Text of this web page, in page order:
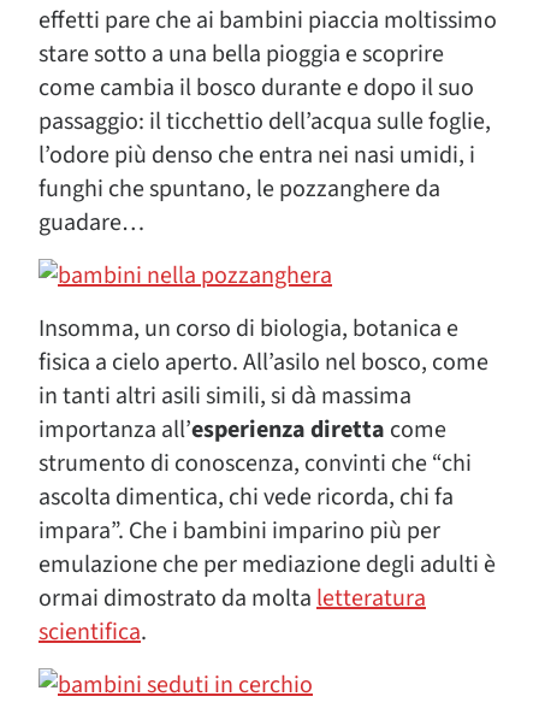
effetti pare che ai bambini piaccia moltissimo
stare sotto a una bella pioggia e scoprire
come cambia il bosco durante e dopo il suo
passaggio: il ticchettio dell’acqua sulle foglie,
l’odore più denso che entra nei nasi umidi, i
funghi che spuntano, le pozzanghere da
guadare…
Insomma, un corso di biologia, botanica e
fisica a cielo aperto. All’asilo nel bosco, come
in tanti altri asili simili, si dà massima
importanza all’esperienza diretta come
strumento di conoscenza, convinti che “chi
ascolta dimentica, chi vede ricorda, chi fa
impara”. Che i bambini imparino più per
emulazione che per mediazione degli adulti è
ormai dimostrato da moltaletteratura
scientifica.